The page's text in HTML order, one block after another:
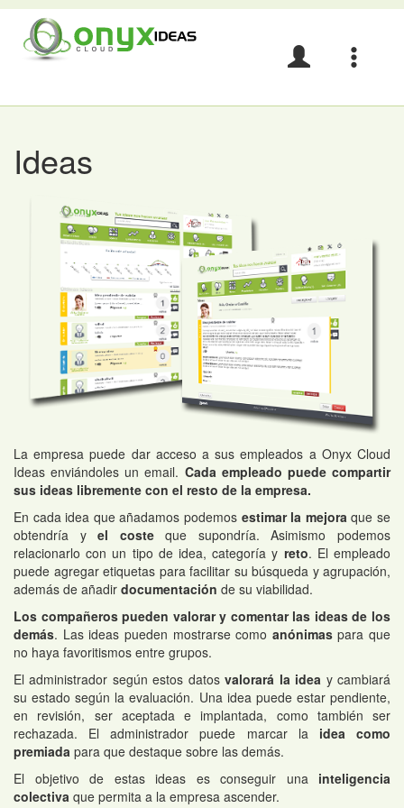
Acceso
e
Ideas
La empresa puede dar acceso a sus empleados a Onyx Cloud
Ideas enviándoles un email. Cada empleado puede compartir
sus ideas libremente con el resto de la empresa.
En cada idea que añadamos podemos estimar la mejora que se
obtendría yel costeque supondría. Asimismo podemos
relacionarlo con un tipo de idea, categoría y reto. El empleado
puede agregar etiquetas para facilitar su búsqueda y agrupación,
además de añadir documentación de su viabilidad.
Los compañeros pueden valorar y comentar las ideas de los
demás. Las ideas pueden mostrarse como anónimaspara que
no haya favoritismos entre grupos.
El administrador según estos datosvalorará la idea y cambiará
su estado según la evaluación. Una idea puede estar pendiente,
en revisión, ser aceptada e implantada, como también ser
rechazada. El administrador puede marcar la idea como
premiada para que destaque sobre las demás.
El objetivo de estas ideas es conseguir una inteligencia
colectiva que permita a la empresa ascender.